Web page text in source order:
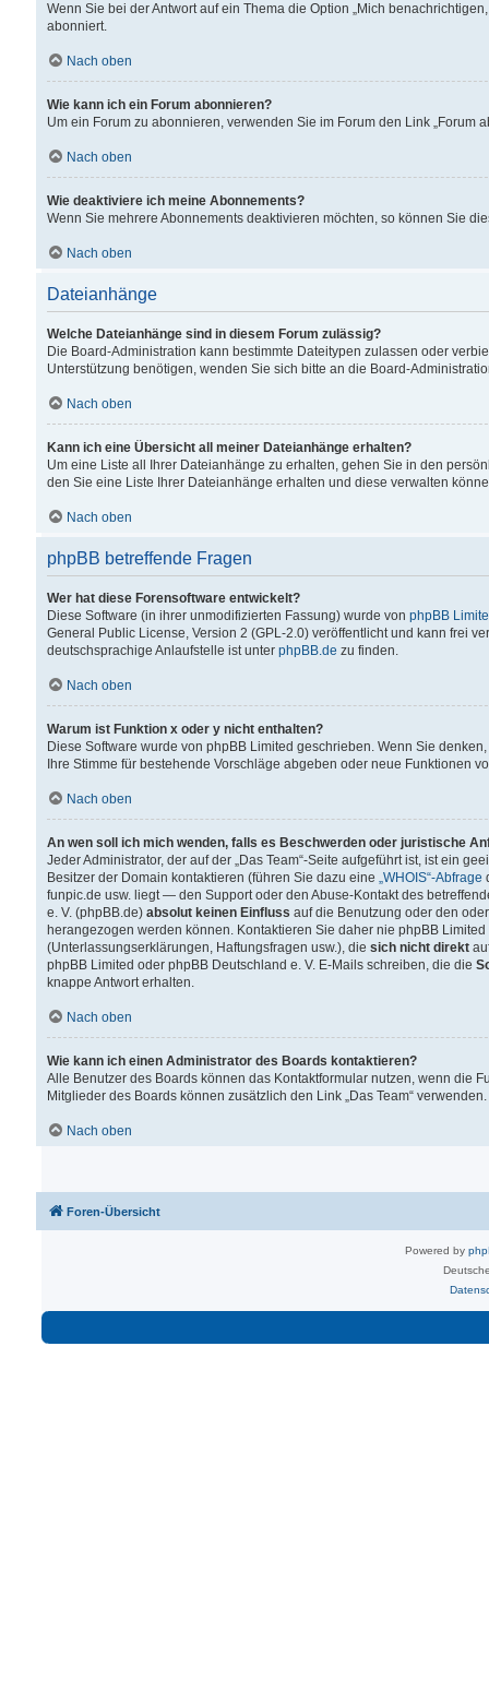
Wenn Sie bei der Antwort auf ein Thema die Option „Mich
abonniert.
Nach oben
Wie kann ich ein Forum abonnieren?
Um ein Forum zu abonnieren, verwenden Sie im Forum den Link „Forum
Nach oben
Wie deaktiviere ich meine Abonnements?
Wenn Sie mehrere Abonnements deaktivieren möchten, so können Sie
Nach oben
Dateianhänge
Welche Dateianhänge sind in diesem Forum zulässig?
Die Board-Administration kann bestimmte Dateitypen zulassen oder
Unterstützung benötigen, wenden Sie sich bitte an die Board-
Nach oben
Kann ich eine Übersicht all meiner Dateianhänge erhalten?
Um eine Liste all Ihrer Dateianhänge zu erhalten, gehen Sie in den
den Sie eine Liste Ihrer Dateianhänge erhalten und diese verwalten
Nach oben
phpBB betreffende Fragen
Wer hat diese Forensoftware entwickelt?
Diese Software (in ihrer unmodifizierten Fassung) wurde von phpBB
General Public License, Version 2 (GPL-2.0) veröffentlicht und kann frei
deutschsprachige Anlaufstelle ist unter phpBB.de zu finden.
Nach oben
Warum ist Funktion x oder y nicht enthalten?
Diese Software wurde von phpBB Limited geschrieben. Wenn Sie
Ihre Stimme für bestehende Vorschläge abgeben oder neue Funktionen
Nach oben
An wen soll ich mich wenden, falls es Beschwerden oder juristische
Jeder Administrator, der auf der „Das Team“-Seite aufgeführt ist, ist ein
Besitzer der Domain kontaktieren (führen Sie dazu eine „WHOIS“-Abfrage
funpic.de usw. liegt — den Support oder den Abuse-Kontakt des
e. V. (phpBB.de) absolut keinen Einfluss auf die Benutzung oder den
herangezogen werden können. Kontaktieren Sie daher nie phpBB
(Unterlassungserklärungen, Haftungsfragen usw.), die sich nicht direkt
phpBB Limited oder phpBB Deutschland e. V. E-Mails schreiben, die die
knappe Antwort erhalten.
Nach oben
Wie kann ich einen Administrator des Boards kontaktieren?
Alle Benutzer des Boards können das Kontaktformular nutzen, wenn die
Mitglieder des Boards können zusätzlich den Link „Das Team“ verwenden.
Nach oben
Foren-Übersicht
Powered by